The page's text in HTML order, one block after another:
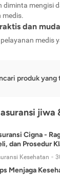
diminta mengisi
medis.
dan
medis
produk yang
jiwa
Cigna -
dan Prosedur
Kesehatan
Menjaga